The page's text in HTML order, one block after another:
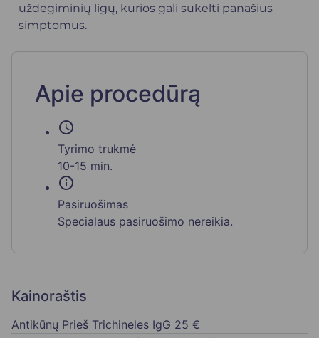
uždegiminių ligų, kurios gali sukelti panašius
simptomus.
Apie procedūrą
schedule
Tyrimo trukmė
10-15 min.
info
Pasiruošimas
Specialaus pasiruošimo nereikia.
Kainoraštis
Antikūnų Prieš Trichineles IgG 25 €